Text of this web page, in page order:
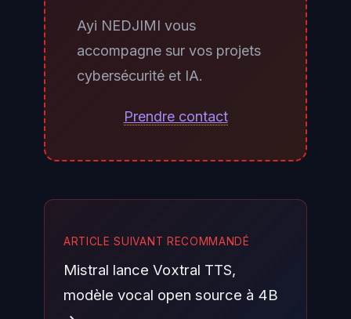
Shell, Dockerfiles et Terraform, qui
échappaient à l'analyse statique
traditionnelle. GitHub sélectionne
automatiquement la méthode la
modifié.
Ayi NEDJIMI vous
accompagne sur vos projets
cybersécurité et IA.
Prendre contact
ARTICLE SUIVANT RECOMMANDÉ
Mistral lance Voxtral TTS,
modèle vocal open source à 4B